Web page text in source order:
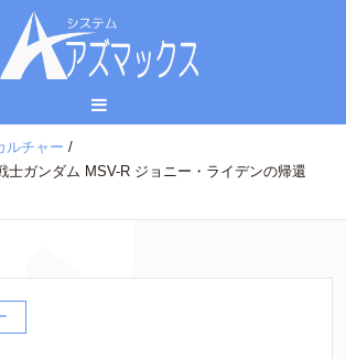
ルチャー /
士ガンダム MSV-R ジョニー・ライデンの帰還